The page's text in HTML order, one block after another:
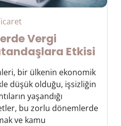
Vergi
Etkisi
bir ülkenin ekonomik
düşük olduğu, işsizliğin
yaşandığı
bu zorlu dönemlerde
ve kamu